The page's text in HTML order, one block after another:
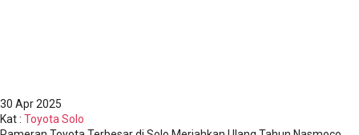
30 Apr 2025
Kat: Toyota Solo